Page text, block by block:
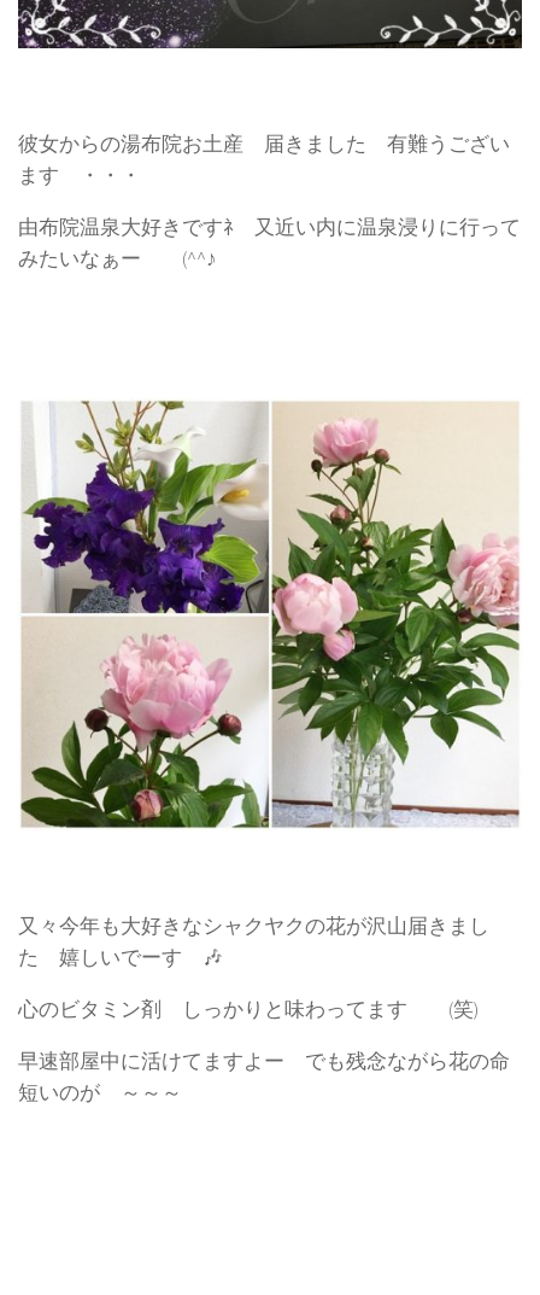
彼女からの湯布院お土産 届きました 有難うござい
ます ・・・
由布院温泉大好きですﾈ 又近い内に温泉浸りに行って
みたいなぁー (^^♪
又々今年も大好きなシャクヤクの花が沢山届きまし
た 嬉しいでーす 🎶
心のビタミン剤 しっかりと味わってます (笑)
早速部屋中に活けてますよー でも残念ながら花の命
短いのが ～～～